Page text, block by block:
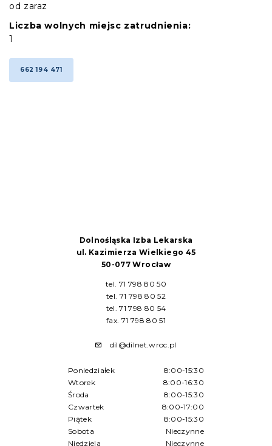
od zaraz
Liczba wolnych miejsc zatrudnienia:
1
662 194 471
Dolnośląska Izba Lekarska
ul. Kazimierza Wielkiego 45
50-077 Wrocław
tel. 71 798 80 50
tel. 71 798 80 52
tel. 71 798 80 54
fax. 71 798 80 51
dil@dilnet.wroc.pl
Poniedziałek
8:00-15:30
Wtorek
8:00-16:30
Środa
8:00-15:30
Czwartek
8:00-17:00
Piątek
8:00-15:30
Sobota
Nieczynne
Niedziela
Nieczynne